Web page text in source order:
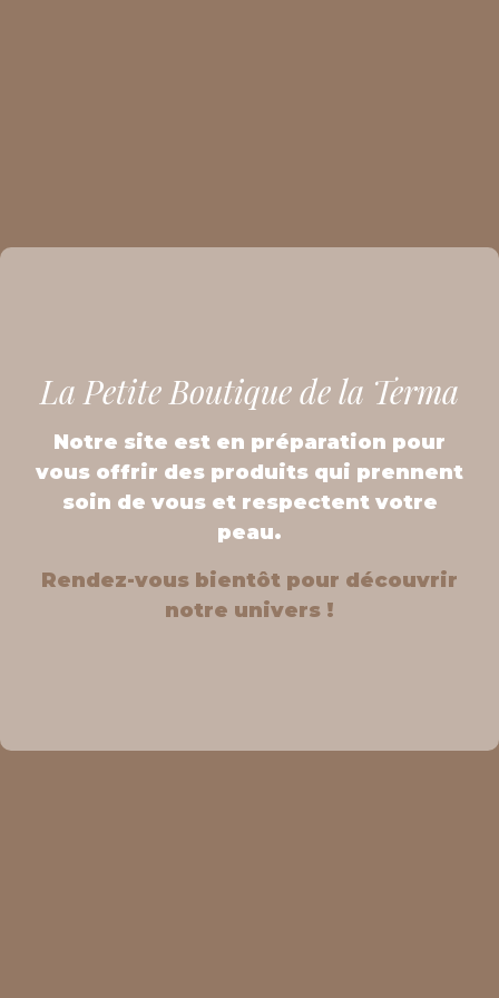
La Petite Boutique de la Terma
Notre site est en préparation pour
vous offrir des produits qui prennent
soin de vous et respectent votre
peau.
Rendez-vous bientôt pour découvrir
notre univers !